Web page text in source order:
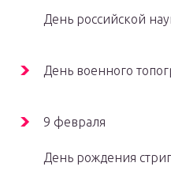
День российской
День военного
9 февраля
День рождения